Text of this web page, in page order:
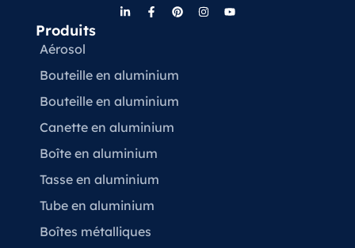
Produits
Aérosol
Bouteille en aluminium
Bouteille en aluminium
Canette en aluminium
Boîte en aluminium
Tasse en aluminium
Tube en aluminium
Boîtes métalliques